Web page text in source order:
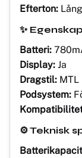
Efterton:
✨
Batteri:
Display: Ja
Dragstil: MTL
Podsystem:
⚙️ Teknisk